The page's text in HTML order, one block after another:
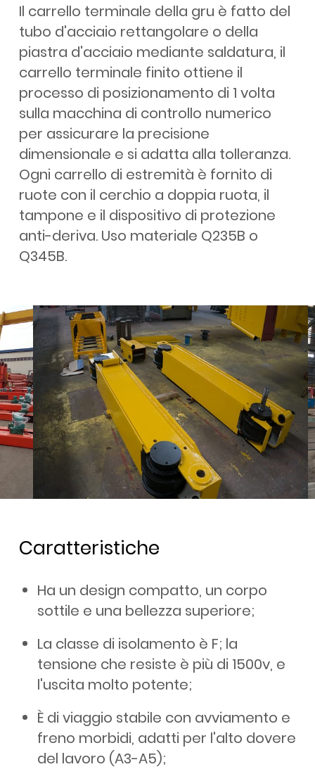
Il carrello terminale della gru è fatto del
tubo d'acciaio rettangolare o della
piastra d'acciaio mediante saldatura, il
carrello terminale finito ottiene il
processo di posizionamento di 1 volta
sulla macchina di controllo numerico
per assicurare la precisione
dimensionale e si adatta alla tolleranza.
Ogni carrello di estremità è fornito di
ruote con il cerchio a doppia ruota, il
tampone e il dispositivo di protezione
anti-deriva. Uso materiale Q235B o
Q345B.
Caratteristiche
Ha un design compatto, un corpo
sottile e una bellezza superiore;
La classe di isolamento è F; la
tensione che resiste è più di 1500v, e
l'uscita molto potente;
È di viaggio stabile con avviamento e
freno morbidi, adatti per l'alto dovere
del lavoro (A3-A5);